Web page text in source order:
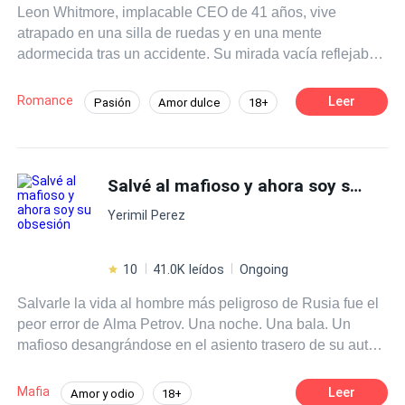
Realmente no estás preparado para el fuego que está a
punto de golpearte.
Leon Whitmore, implacable CEO de 41 años, vive
atrapado en una silla de ruedas y en una mente
adormecida tras un accidente. Su mirada vacía reflejaba
apareció en su vida. A sus 21 años, con un rostro
inocente y un cuerpo que desprende pecado, la nueva
comienzan a disipar la niebla mental. Lo que surge junto
con la conciencia es peligroso: una pasión prohibida que
puede salvarlo… o destruirlo por completo.
Romance Pasión Amor dulce 18+ Leer
Salvé al mafioso y ahora soy su obsesión
Yerimil Perez
10 41.0K leídos Ongoing
Salvarle la vida al hombre más peligroso de Rusia fue el
peor error de Alma Petrov. Una noche. Una bala. Un
mafioso desangrándose en el asiento trasero de su auto.
desconocido de ojos grises, todo terminaría ahí. Pero el
Mafia Amor y odio 18+ Leer